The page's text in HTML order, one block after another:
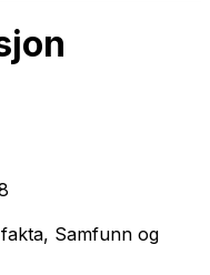
Samfunn og